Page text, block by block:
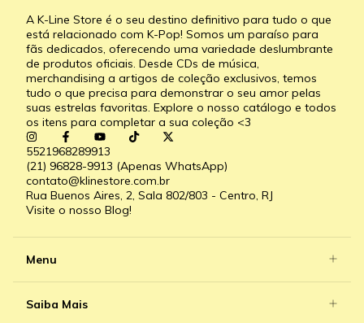
A K-Line Store é o seu destino definitivo para tudo o que
está relacionado com K-Pop! Somos um paraíso para
fãs dedicados, oferecendo uma variedade deslumbrante
de produtos oficiais. Desde CDs de música,
merchandising a artigos de coleção exclusivos, temos
tudo o que precisa para demonstrar o seu amor pelas
suas estrelas favoritas. Explore o nosso catálogo e todos
os itens para completar a sua coleção <3
5521968289913
(21) 96828-9913 (Apenas WhatsApp)
contato@klinestore.com.br
Rua Buenos Aires, 2, Sala 802/803 - Centro, RJ
Visite o nosso Blog!
Menu
Saiba Mais